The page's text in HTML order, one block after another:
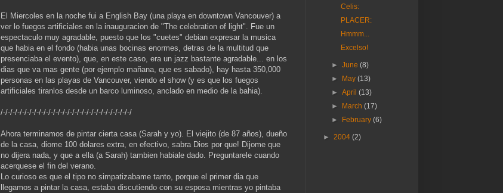
El Miercoles en la noche fui a English Bay (una playa en downtown Vancouver) a
ver lo fuegos artificiales en la inauguracion de "The celebration of light". Fue un
espectaculo muy agradable, puesto que los "cuetes" debian expresar la musica
que habia en el fondo (habia unas bocinas enormes, detras de la multitud que
presenciaba el evento), que, en este caso, era un jazz bastante agradable... en los
dias que va mas gente (por ejemplo mañana, que es sabado), hay hasta 350,000
personas en las playas de Vancouver, viendo el show (y es que los fuegos
artificiales tiranlos desde un barco luminoso, anclado en medio de la bahia).
/-/-/-/-/-/-/-/-/-/-/-/-/-/-/-/-/-/-/-/-/-/-/-/-/-/-/-/
Ahora terminamos de pintar cierta casa (Sarah y yo). El viejito (de 87 años), dueño
de la casa, diome 100 dolares extra, en efectivo, sabra Dios por que! Dijome que
no dijera nada, y que a ella (a Sarah) tambien habiale dado. Preguntarele cuando
acerquese el fin del verano.
Lo curioso es que el tipo no simpatizabame tanto, porque el primer dia que
llegamos a pintar la casa, estaba discutiendo con su esposa mientras yo pintaba
Celis:
PLACER:
Hmmm...
Excelso!
►June(8)
►
May(13)
►April(13)
►
March(17)
►
February(6)
► 2004 (2)